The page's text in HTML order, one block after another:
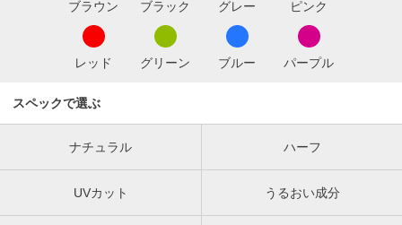
ブラウン ブラック グレー ピンク
レッド グリーン ブルー パープル
スペックで選ぶ
ナチュラル ハーフ
UVカット うるおい成分